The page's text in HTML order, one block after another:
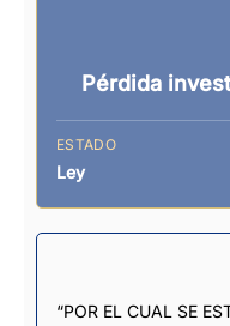
Pérdida
ESTADO
Ley
“POR EL CUAL SE